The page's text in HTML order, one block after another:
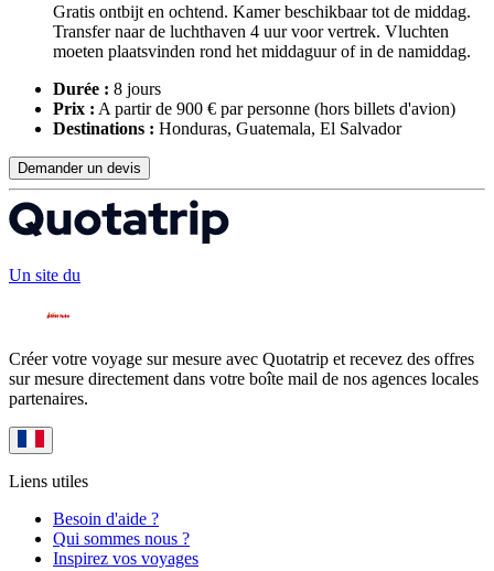
Gratis ontbijt en ochtend. Kamer beschikbaar tot de middag.
Transfer naar de luchthaven 4 uur voor vertrek. Vluchten
moeten plaatsvinden rond het middaguur of in de namiddag.
Durée : 8 jours
Prix : A partir de 900 € par personne (hors billets d'avion)
Destinations : Honduras, Guatemala, El Salvador
Demander un devis
Un site du
Créer votre voyage sur mesure avec Quotatrip et recevez des offres
sur mesure directement dans votre boîte mail de nos agences locales
partenaires.
Liens utiles
Besoin d'aide ?
Qui sommes nous ?
Inspirez vos voyages